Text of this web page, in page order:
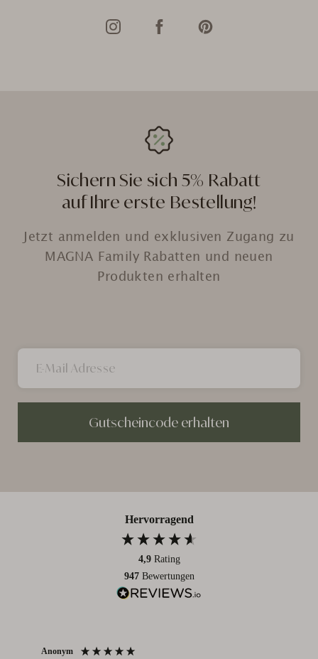
Sichern Sie sich 5% Rabatt
auf Ihre erste Bestellung!
Jetzt anmelden und exklusiven Zugang zu
MAGNA Family Rabatten und neuen
Produkten erhalten
Gutscheincode erhalten
Hervorragend
4,9 Rating
947 Bewertungen
Anonym